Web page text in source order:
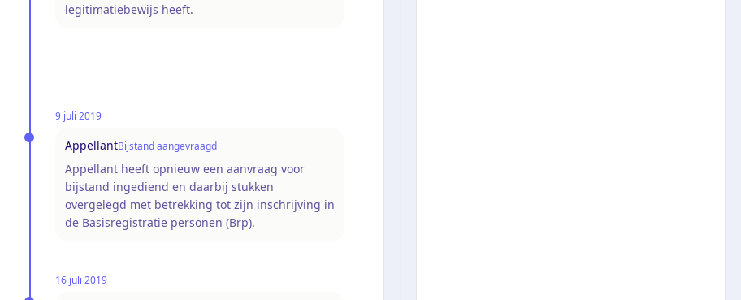
legitimatiebewijs heeft.
9 juli 2019
AppellantBijstand aangevraagd
Appellant heeft opnieuw een aanvraag voor
bijstand ingediend en daarbij stukken
overgelegd met betrekking tot zijn inschrijving in
de Basisregistratie personen (Brp).
16 juli 2019